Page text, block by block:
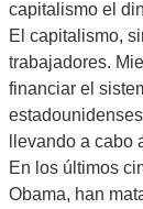
capitalismo el
El capitalismo,
trabajadores.
financiar el
llevando a
En los últimos
Obama, han